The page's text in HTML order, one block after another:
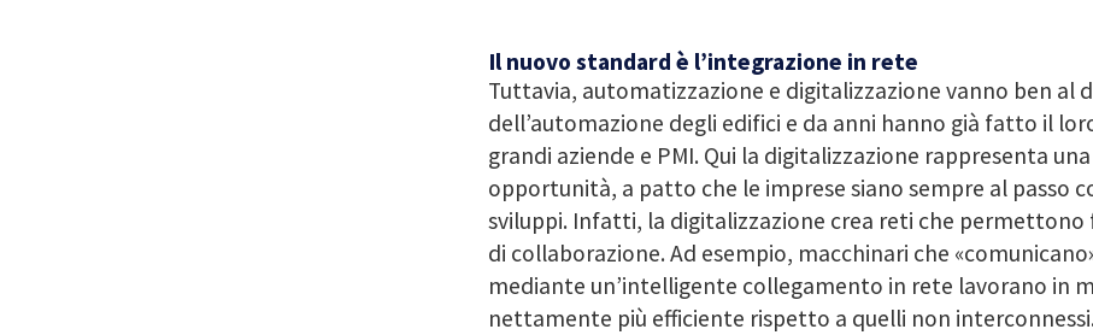
Il nuovo standard è l’integrazione in rete
Tuttavia, automatizzazione e digitalizzazione vanno ben al
dell’automazione degli edifici e da anni hanno già fatto il
grandi aziende e PMI. Qui la digitalizzazione rappresenta
opportunità, a patto che le imprese siano sempre al passo
sviluppi. Infatti, la digitalizzazione crea reti che
di collaborazione. Ad esempio, macchinari che
mediante un’intelligente collegamento in rete lavorano in
nettamente più efficiente rispetto a quelli non